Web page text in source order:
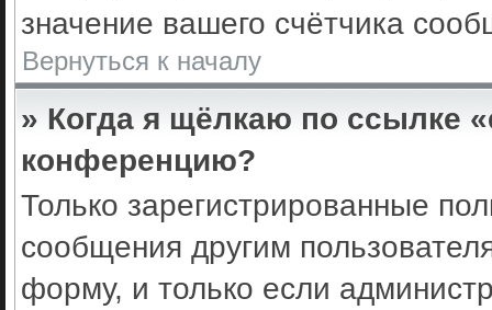
значение вашего счётчика
Вернуться к началу
» Когда я щёлкаю по ссылке
конференцию?
Только зарегистрированные
сообщения другим
форму, и только если